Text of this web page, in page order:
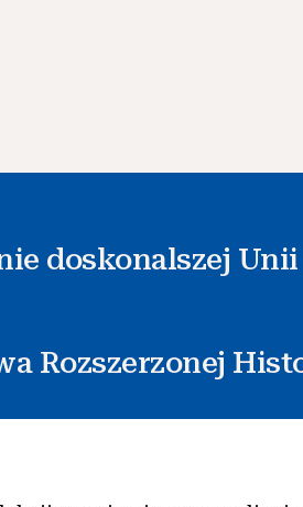
doskonalszej Unii
Rozszerzonej